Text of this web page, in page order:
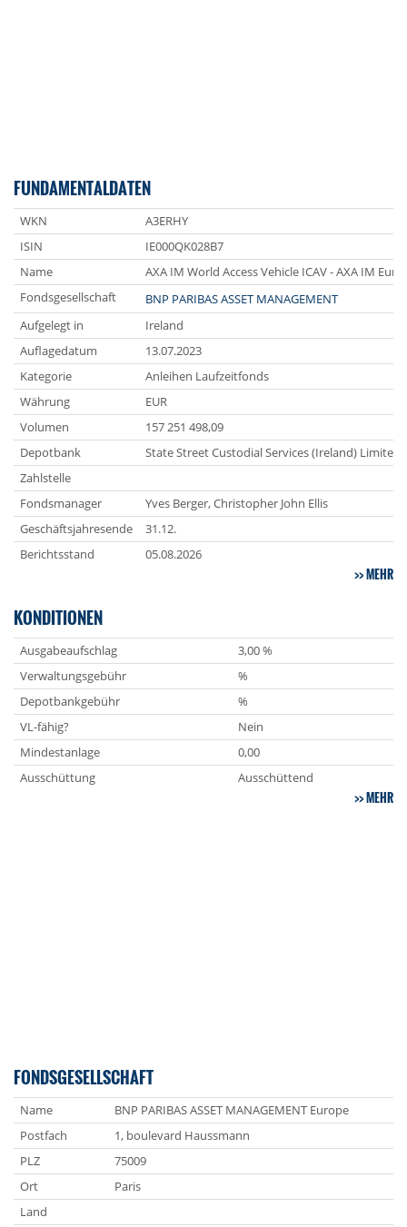
FUNDAMENTALDATEN
WKN
A3ERHY
ISIN
IE000QK028B7
Name
AXA IM World Access Vehicle ICAV - AXA IM
Fondsgesellschaft
BNP PARIBAS ASSET MANAGEMENT
Aufgelegt in
Ireland
Auflagedatum
13.07.2023
Kategorie
Anleihen Laufzeitfonds
Währung
EUR
Volumen
157 251 498,09
Depotbank
State Street Custodial Services (Ireland) Limited
Zahlstelle
Fondsmanager
Yves Berger, Christopher John Ellis
Geschäftsjahresende
31.12.
Berichtsstand
05.08.2026
MEHR
KONDITIONEN
Ausgabeaufschlag
3,00 %
Verwaltungsgebühr
%
Depotbankgebühr
%
VL-fähig?
Nein
Mindestanlage
0,00
Ausschüttung
Ausschüttend
MEHR
FONDSGESELLSCHAFT
Name
BNP PARIBAS ASSET MANAGEMENT Europe
Postfach
1, boulevard Haussmann
PLZ
75009
Ort
Paris
Land